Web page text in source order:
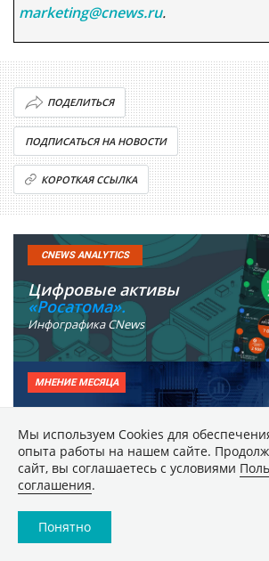
marketing@cnews.ru.
ПОДЕЛИТЬСЯ
ПОДПИСАТЬСЯ НА НОВОСТИ
КОРОТКАЯ ССЫЛКА
CNEWS ANALYTICS
Цифровые активы
«Росатома».
Инфографика CNews
МНЕНИЕ МЕСЯЦА
стандартам не гарантирует
защиту от киберугроз
Мы используем Сookies для
опыта работы на нашем сайте.
сайт, вы соглашаетесь с условиями
соглашения.
Понятно